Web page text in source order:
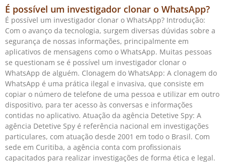
É possível um investigador clonar o WhatsApp?
É possível um investigador clonar o WhatsApp? Introdução:
Com o avanço da tecnologia, surgem diversas dúvidas sobre a
segurança de nossas informações, principalmente em
aplicativos de mensagens como o WhatsApp. Muitas pessoas
se questionam se é possível um investigador clonar o
WhatsApp de alguém. Clonagem do WhatsApp: A clonagem do
WhatsApp é uma prática ilegal e invasiva, que consiste em
copiar o número de telefone de uma pessoa e utilizar em outro
dispositivo, para ter acesso às conversas e informações
contidas no aplicativo. Atuação da agência Detetive Spy: A
agência Detetive Spy é referência nacional em investigações
particulares, com atuação desde 2001 em todo o Brasil. Com
sede em Curitiba, a agência conta com profissionais
capacitados para realizar investigações de forma ética e legal.